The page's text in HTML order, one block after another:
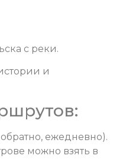
с реки.
и
ежедневно).
можно взять в